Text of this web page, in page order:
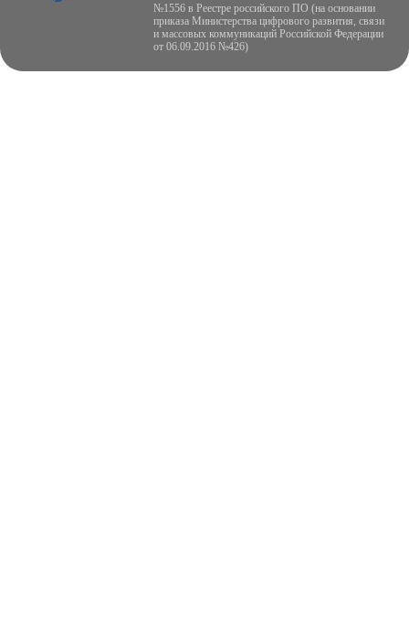
№1556 в Реестре российского ПО (на основании
приказа Министерства цифрового развития, связи
и массовых коммуникаций Российской Федерации
от 06.09.2016 №426)